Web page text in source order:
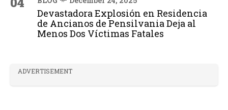
Devastadora Explosión en Residencia
de Ancianos de Pensilvania Deja al
Menos Dos Víctimas Fatales
ADVERTISEMENT